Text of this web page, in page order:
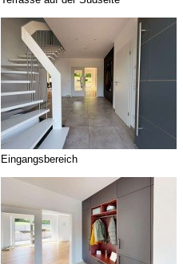
Eingangsbereich